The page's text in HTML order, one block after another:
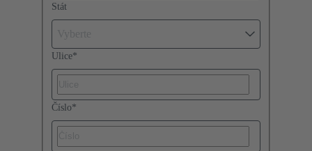
Stát
Ulice*
Číslo*